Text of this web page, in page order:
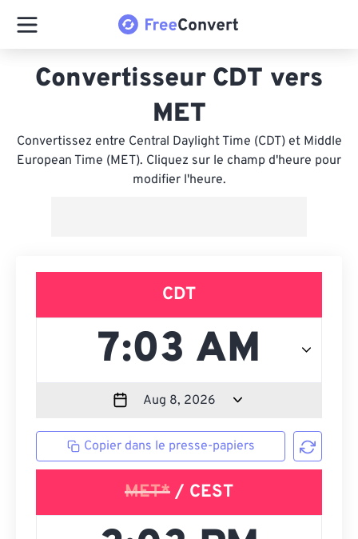
Convertisseur CDT vers
MET
Convertissez entre Central Daylight Time (CDT) et Middle
European Time (MET). Cliquez sur le champ d'heure pour
modifier l'heure.
CDT
Copier dans le presse-papiers
MET* / CEST